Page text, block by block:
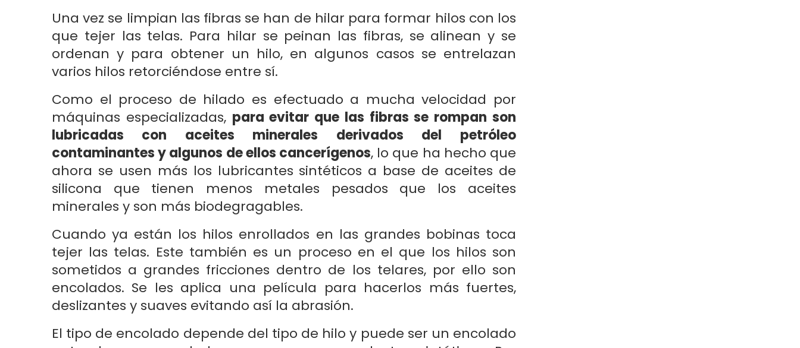
Una vez se limpian las fibras se han de hilar para formar hilos con los
que tejer las telas. Para hilar se peinan las fibras, se alinean y se
ordenan y para obtener un hilo, en algunos casos se entrelazan
varios hilos retorciéndose entre sí.
Como el proceso de hilado es efectuado a mucha velocidad por
máquinas especializadas, para evitar que las fibras se rompan son
lubricadas con aceites minerales derivados del petróleo
contaminantes y algunos de ellos cancerígenos, lo que ha hecho que
ahora se usen más los lubricantes sintéticos a base de aceites de
silicona que tienen menos metales pesados que los aceites
minerales y son más biodegragables.
Cuando ya están los hilos enrollados en las grandes bobinas toca
tejer las telas. Este también es un proceso en el que los hilos son
sometidos a grandes fricciones dentro de los telares, por ello son
encolados. Se les aplica una película para hacerlos más fuertes,
deslizantes y suaves evitando así la abrasión.
El tipo de encolado depende del tipo de hilo y puede ser un encolado